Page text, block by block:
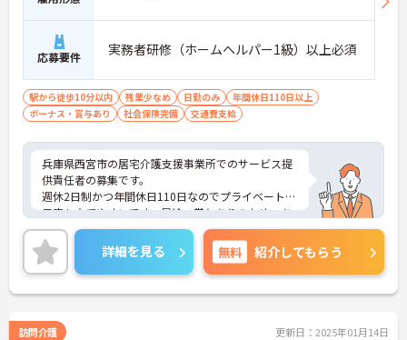
応募要件 実務者研修（ホームヘルパー1級）以上必須
駅から徒歩10分以内 残業少なめ 日勤のみ
年間休日110日以上
ボーナス・賞与あり
社会保険完備 交通費支給
兵庫県西宮市の居宅介護支援事業所でのサービス提
供責任者の募集です。
週休2日制かつ年間休日110日なのでプライベートの
予定も立てやすいです。昇給・賞与ありのため、あ
なたの頑張りがしっかり評価されます。
ご興味のある方は、面接のポイントをお伝えします
のでお気軽にお問い合せください。
詳細を見る 無料 紹介してもらう
訪問介護 更新日：2025年01月14日